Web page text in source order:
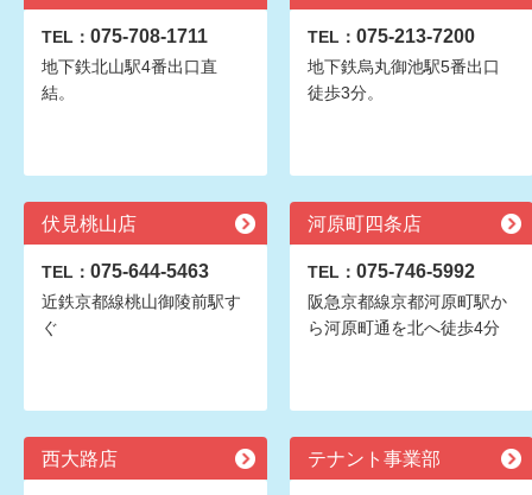
TEL： 075-708-1711
地下鉄北山駅4番出口直
結。
TEL： 075-213-7200
地下鉄烏丸御池駅5番出口
徒歩3分。
伏見桃山店
TEL： 075-644-5463
近鉄京都線桃山御陵前駅す
ぐ
河原町四条店
TEL： 075-746-5992
阪急京都線京都河原町駅か
ら河原町通を北へ徒歩4分
西大路店 テナント事業部